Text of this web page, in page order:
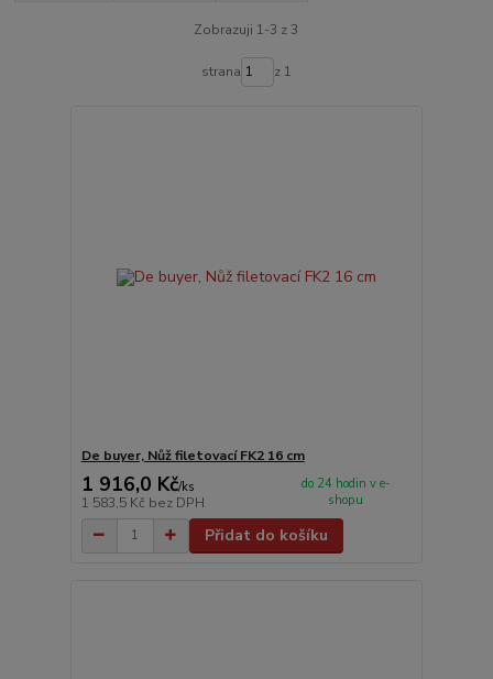
Zobrazuji 1-3 z 3
strana z 1
De buyer, Nůž filetovací FK2 16 cm
1 916,0 Kč/ks
1 583,5 Kč bez DPH
do 24 hodin v e-
shopu
Přidat do košíku